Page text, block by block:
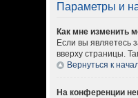
Параметры и
Как мне изменить
Если вы являетесь
вверху страницы.
Вернуться к
На конференции